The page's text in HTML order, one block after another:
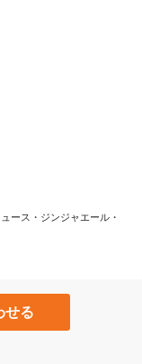
ース・ジンジャエール・
せる